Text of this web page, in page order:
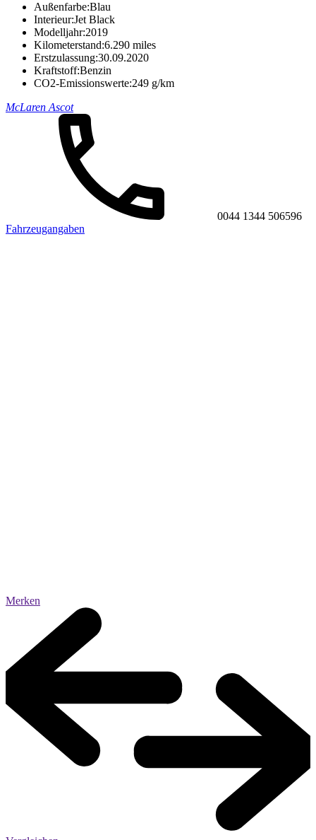
Außenfarbe:Blau
Interieur:Jet Black
Modelljahr:2019
Kilometerstand:6.290 miles
Erstzulassung:30.09.2020
Kraftstoff:Benzin
CO2-Emissionswerte:249 g/km
McLaren Ascot
0044 1344 506596
Fahrzeugangaben
Merken